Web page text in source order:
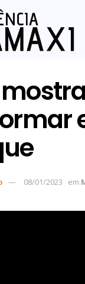
08/01/2023 em